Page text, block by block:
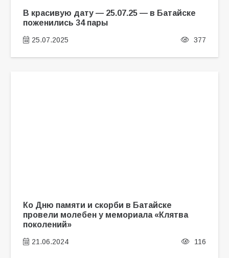
В красивую дату — 25.07.25 — в Батайске
поженились 34 пары
25.07.2025 377
Ко Дню памяти и скорби в Батайске
провели молебен у мемориала «Клятва
поколений»
21.06.2024 116